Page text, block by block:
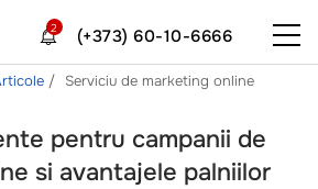
(+373) 60-10-6666
2
Serviciu de marketing online
pentru campanii de
si avantajele palniilor